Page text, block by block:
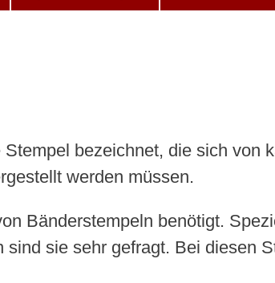
Stempel bezeichnet, die sich von
werden müssen.
Bänderstempeln benötigt.
sie sehr gefragt. Bei diesen